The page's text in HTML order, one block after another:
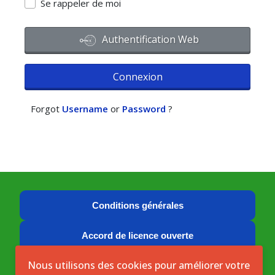
Se rappeler de moi
Authentification Web
Connexion
Forgot Username or Password ?
Conditions générales
Accord de licence ouverte
Licence ouverte ICASEES (CC BY 4.0)
Nous utilisons des cookies pour améliorer votre